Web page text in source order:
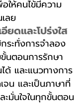
ให้คนไข้มีความ
ลย
ยดและโปร่งใส
ระทั่งการจำลอง
นตอนการรักษา
ด้ และแนวทางการ
น และเป็นภาษาที่
ะมั่นใจในทุกขั้นตอน